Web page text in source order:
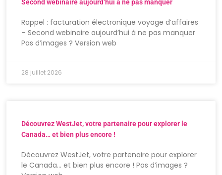
Second webinaire aujourd’hui à ne pas manquer
Rappel : facturation électronique voyage d’affaires
– Second webinaire aujourd’hui à ne pas manquer
Pas d’images ? Version web
28 juillet 2026
Découvrez WestJet, votre partenaire pour explorer le
Canada… et bien plus encore !
Découvrez WestJet, votre partenaire pour explorer
le Canada… et bien plus encore ! Pas d’images ?